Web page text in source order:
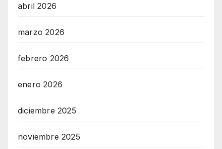
abril 2026
marzo 2026
febrero 2026
enero 2026
diciembre 2025
noviembre 2025